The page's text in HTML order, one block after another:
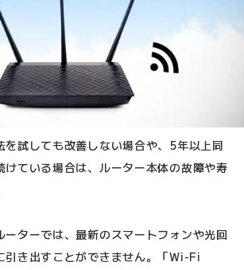
を試しても改善しない場合や、5年以上同
けている場合は、ルーター本体の故障や寿
ーターでは、最新のスマートフォンや光回
引き出すことができません。「Wi-Fi